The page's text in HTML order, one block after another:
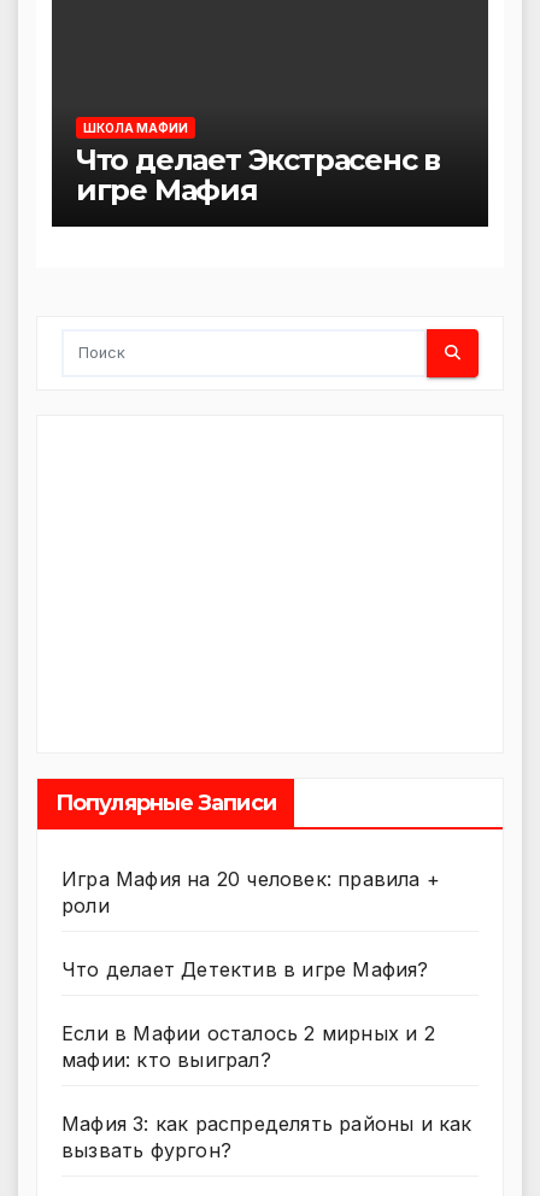
ШКОЛА МАФИИ
Что делает Экстрасенс в
игре Мафия
Популярные Записи
Игра Мафия на 20 человек: правила +
роли
Что делает Детектив в игре Мафия?
Если в Мафии осталось 2 мирных и 2
мафии: кто выиграл?
Мафия 3: как распределять районы и как
вызвать фургон?